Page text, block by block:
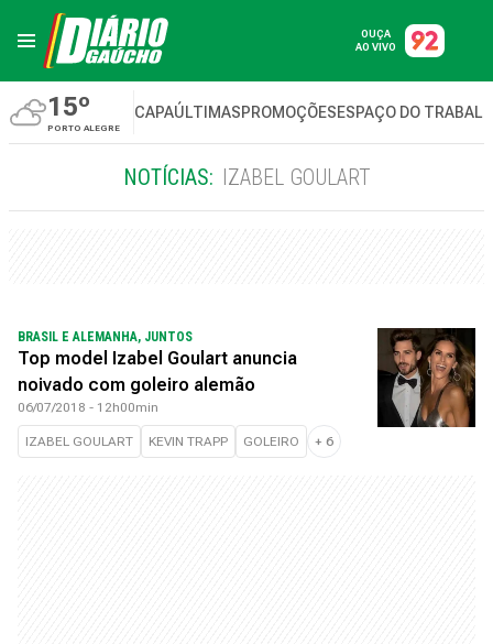
OUÇA
AO VIVO
15º
PORTO ALEGRE
CAPAÚLTIMASPROMOÇÕESESPAÇO DO
NOTÍCIAS: IZABEL GOULART
BRASIL E ALEMANHA, JUNTOS
Top model Izabel Goulart anuncia
noivado com goleiro alemão
06/07/2018 - 12h00min
IZABEL GOULART KEVIN TRAPP GOLEIRO + 6